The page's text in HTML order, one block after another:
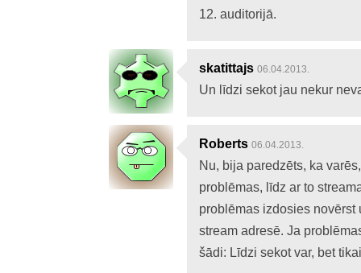
12. auditorijā.
skatittajs 06.04.2013.
Un līdzi sekot jau nekur
Roberts 06.04.2013.
Nu, bija paredzēts, ka
problēmas, līdz ar to
problēmas izdosies
stream adresē. Ja
šādi: Līdzi sekot var, bet